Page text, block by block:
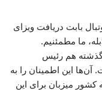
بابت دریافت ویزای
ما مطمئنیم.
گذشته هم رئیس
آن‌ها این اطمینان را به
کشور میزبان برای این